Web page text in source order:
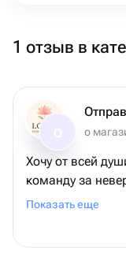
1 отзыв в
о
Хочу от всей
команду за
внимание к деталям! ❤️
Показать еще